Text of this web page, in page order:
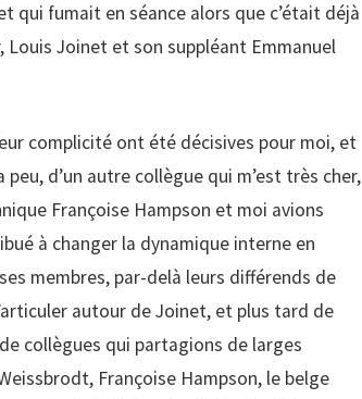
qui fumait en séance alors que c’était déjà
Louis Joinet et son suppléant Emmanuel
complicité ont été décisives pour moi, et
d’un autre collègue qui m’est très cher,
Françoise Hampson et moi avions
à changer la dynamique interne en
membres, par-delà leurs différends de
autour de Joinet, et plus tard de
collègues qui partagions de larges
Françoise Hampson, le belge